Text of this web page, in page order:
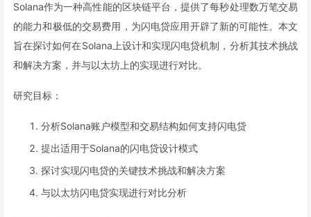
Solana作为一种高性能的区块链平台，提供了每秒处理数万笔交易
的能力和极低的交易费用，为闪电贷应用开辟了新的可能性。本文
旨在探讨如何在Solana上设计和实现闪电贷机制，分析其技术挑战
和解决方案，并与以太坊上的实现进行对比。
研究目标：
分析Solana账户模型和交易结构如何支持闪电贷
提出适用于Solana的闪电贷设计模式
探讨实现闪电贷的关键技术挑战和解决方案
与以太坊闪电贷实现进行对比分析